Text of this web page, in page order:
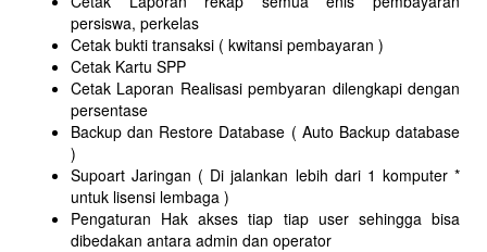
persiswa, perkelas
Cetak bukti transaksi ( kwitansi pembayaran )
Cetak Kartu SPP
Cetak Laporan Realisasi pembyaran dilengkapi dengan
persentase
Backup dan Restore Database ( Auto Backup database
)
Supoart Jaringan ( Di jalankan lebih dari 1 komputer *
untuk lisensi lembaga )
Pengaturan Hak akses tiap tiap user sehingga bisa
dibedakan antara admin dan operator